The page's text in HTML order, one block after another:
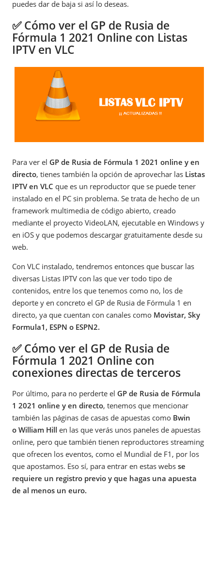
puedes dar de baja si así lo deseas.
✅ Cómo ver el GP de Rusia de
Fórmula 1 2021 Online con Listas
IPTV en VLC
Para ver el GP de Rusia de Fórmula 1 2021 online y en
directo, tienes también la opción de aprovechar las Listas
IPTV en VLC que es un reproductor que se puede tener
instalado en el PC sin problema. Se trata de hecho de un
framework multimedia de código abierto, creado
mediante el proyecto VideoLAN, ejecutable en Windows y
en iOS y que podemos descargar gratuitamente desde su
web.
Con VLC instalado, tendremos entonces que buscar las
diversas Listas IPTV con las que ver todo tipo de
contenidos, entre los que tenemos como no, los de
deporte y en concreto el GP de Rusia de Fórmula 1 en
directo, ya que cuentan con canales como Movistar, Sky
Formula1, ESPN o ESPN2.
✅ Cómo ver el GP de Rusia de
Fórmula 1 2021 Online con
conexiones directas de terceros
Por último, para no perderte el GP de Rusia de Fórmula
1 2021 online y en directo, tenemos que mencionar
también las páginas de casas de apuestas como Bwin
o William Hill en las que verás unos paneles de apuestas
online, pero que también tienen reproductores streaming
que ofrecen los eventos, como el Mundial de F1, por los
que apostamos. Eso sí, para entrar en estas webs se
requiere un registro previo y que hagas una apuesta
de al menos un euro.